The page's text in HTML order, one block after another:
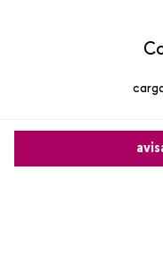
Por favor, inicia sesión